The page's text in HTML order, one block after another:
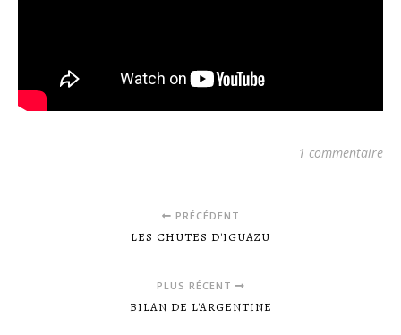
1 commentaire
PRÉCÉDENT
LES CHUTES D'IGUAZU
PLUS RÉCENT
BILAN DE L'ARGENTINE